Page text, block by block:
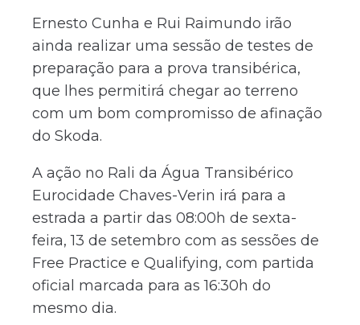
Ernesto Cunha e Rui Raimundo irão
ainda realizar uma sessão de testes de
preparação para a prova transibérica,
que lhes permitirá chegar ao terreno
com um bom compromisso de afinação
do Skoda.
A ação no Rali da Água Transibérico
Eurocidade Chaves-Verin irá para a
estrada a partir das 08:00h de sexta-
feira, 13 de setembro com as sessões de
Free Practice e Qualifying, com partida
oficial marcada para as 16:30h do
mesmo dia.